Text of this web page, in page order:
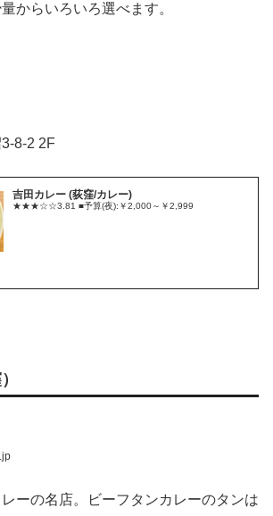
からいろいろ選べます。
8-2 2F
吉田カレー (荻窪/カレー)
★★★☆☆3.81 ■予算(夜):￥2,000～￥2,999
ーの名店。ビーフタンカレーのタンは